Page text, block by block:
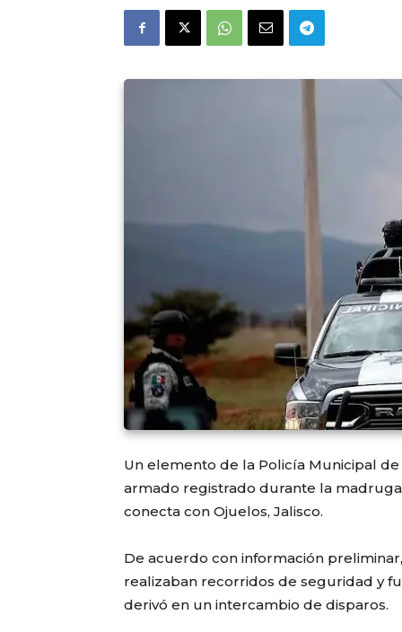
Un elemento de la Policía Municipal
armado registrado durante la
conecta con Ojuelos, Jalisco.
De acuerdo con información
realizaban recorridos de seguridad y
derivó en un intercambio de disparos.